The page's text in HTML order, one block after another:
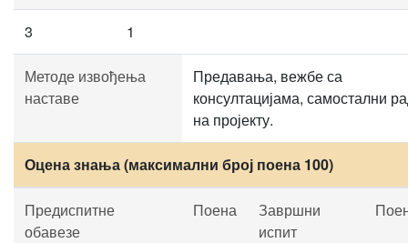
3 1
Методе извођења
наставе
Предавања, вежбе са
консултацијама, самостални
на пројекту.
Оцена знања (максимални број поена 100)
Предиспитне
обавезе
Поена
Завршни
испит